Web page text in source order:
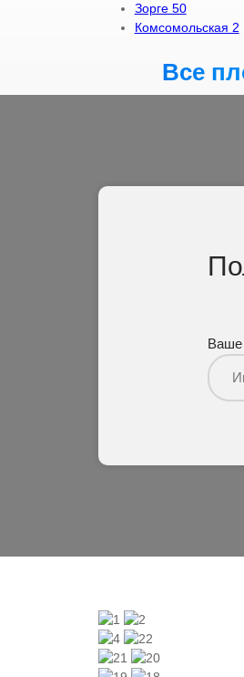
Зорге 50
Комсомольская 2
Все
Ваше